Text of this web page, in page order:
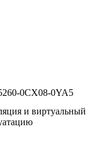
0CX08-0YA5
и виртуальный